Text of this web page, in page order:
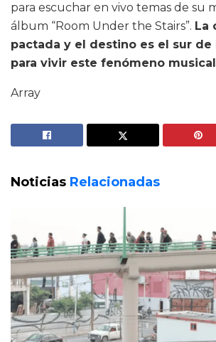
para escuchar en vivo temas de su
álbum “Room Under the Stairs”. La
pactada y el destino es el sur de
para vivir este fenómeno
Array
Noticias Relacionadas